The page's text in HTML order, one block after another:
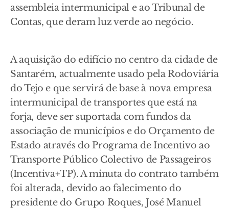
assembleia intermunicipal e ao Tribunal de
Contas, que deram luz verde ao negócio.
A aquisição do edifício no centro da cidade de
Santarém, actualmente usado pela Rodoviária
do Tejo e que servirá de base à nova empresa
intermunicipal de transportes que está na
forja, deve ser suportada com fundos da
associação de municípios e do Orçamento de
Estado através do Programa de Incentivo ao
Transporte Público Colectivo de Passageiros
(Incentiva+TP). A minuta do contrato também
foi alterada, devido ao falecimento do
presidente do Grupo Roques, José Manuel